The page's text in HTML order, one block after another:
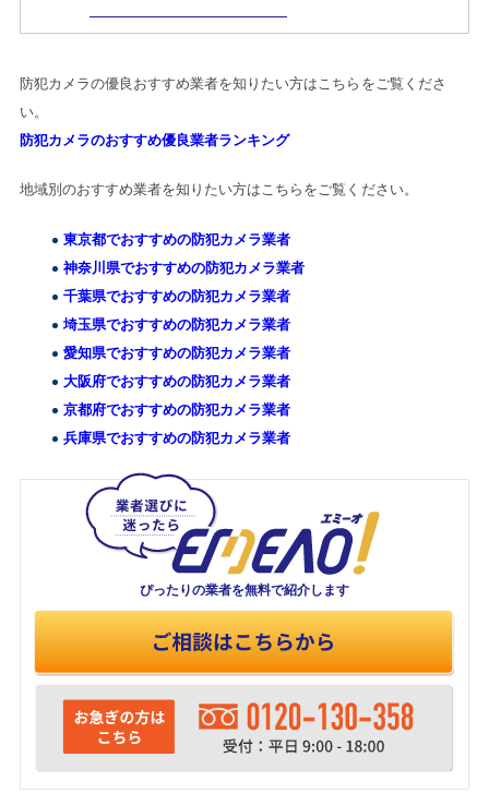
防犯カメラの優良おすすめ業者を知りたい方はこちらをご覧くださ
い。
防犯カメラのおすすめ優良業者ランキング
地域別のおすすめ業者を知りたい方はこちらをご覧ください。
東京都でおすすめの防犯カメラ業者
神奈川県でおすすめの防犯カメラ業者
千葉県でおすすめの防犯カメラ業者
埼玉県でおすすめの防犯カメラ業者
愛知県でおすすめの防犯カメラ業者
大阪府でおすすめの防犯カメラ業者
京都府でおすすめの防犯カメラ業者
兵庫県でおすすめの防犯カメラ業者
ぴったりの業者を無料で紹介します